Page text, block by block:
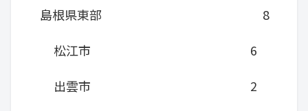
島根県東部
8
松江市
6
出雲市
2